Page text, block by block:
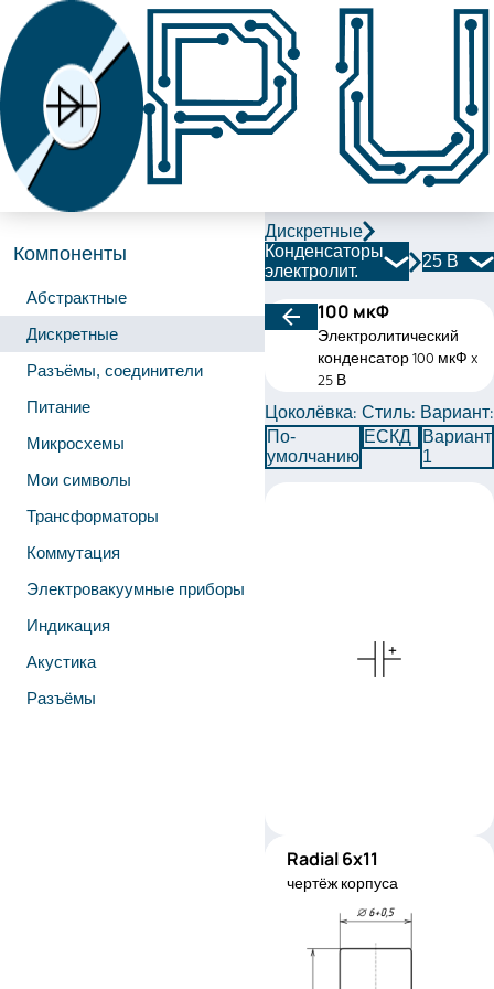
Компоненты
Абстрактные
Дискретные
Разъёмы, соединители
Питание
Микросхемы
Мои символы
Трансформаторы
Коммутация
Электровакуумные приборы
Индикация
Акустика
Разъёмы
Дискретные
Конденсаторы
электролит.
25 В
100 мкФ
Электролитический
конденсатор 100 мкФ x
25 В
Цоколёвка:
По-
умолчанию
Стиль:
ЕСКД
Вариант:
Вариант
1
RC0611
Производитель:
Код изделия:
Radial 6x11
чертёж корпуса